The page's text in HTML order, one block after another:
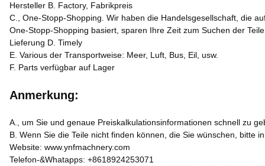
Hersteller B. Factory, Fabrikpreis
C., One-Stopp-Shopping. Wir haben die Handelsgesellschaft, die
One-Stopp-Shopping basiert, sparen Ihre Zeit zum Suchen der
Lieferung D. Timely
E. Various der Transportweise: Meer, Luft, Bus, Eil, usw.
F. Parts verfügbar auf Lager
Anmerkung:
A., um Sie und genaue Preiskalkulationsinformationen schnell zu
B. Wenn Sie die Teile nicht finden können, die Sie wünschen, bitte
Website: www.ynfmachnery.com
Telefon-&Whatapps: +8618924253071